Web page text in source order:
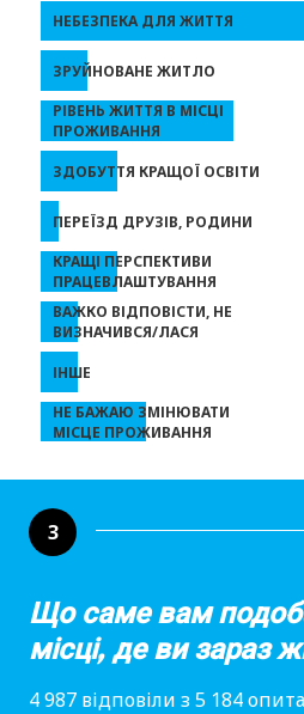
НЕБЕЗПЕКА ДЛЯ ЖИТТЯ
ЗРУЙНОВАНЕ ЖИТЛО
РІВЕНЬ ЖИТТЯ В МІСЦІ
ПРОЖИВАННЯ
ЗДОБУТТЯ КРАЩОЇ ОСВІТИ
ПЕРЕЇЗД ДРУЗІВ, РОДИНИ
КРАЩІ ПЕРСПЕКТИВИ
ПРАЦЕВЛАШТУВАННЯ
ВАЖКО ВІДПОВІСТИ, НЕ
ВИЗНАЧИВСЯ/ЛАСЯ
ІНШЕ
НЕ БАЖАЮ ЗМІНЮВАТИ
МІСЦЕ ПРОЖИВАННЯ
3
Що саме вам
місці, де ви зараз
4 987 відповіли з 5 184